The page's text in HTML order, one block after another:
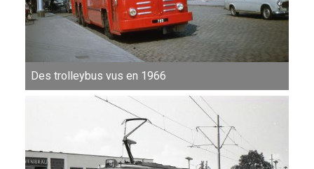
Des trolleybus vus en 1966